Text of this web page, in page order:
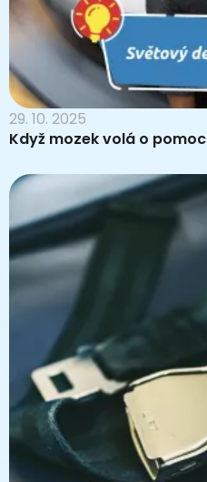
29. 10. 2025
Když mozek volá o pomoc